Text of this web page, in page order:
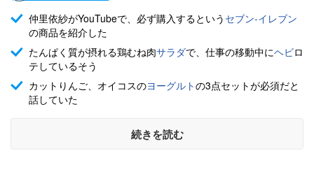
仲里依紗がYouTubeで、必ず購入するという セブン-イレブン
の商品を紹介した
たんぱく質が摂れる鶏むね肉サラダで、仕事の移動中にヘビロ
テしているそう
カットりんご、オイコスのヨーグルトの3点セットが必須だと
話していた
続きを読む